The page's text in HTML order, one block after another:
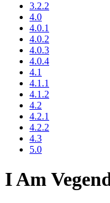
3.2.2
4.0
4.0.1
4.0.2
4.0.3
4.0.4
4.1
4.1.1
4.1.2
4.2
4.2.1
4.2.2
4.3
5.0
I Am